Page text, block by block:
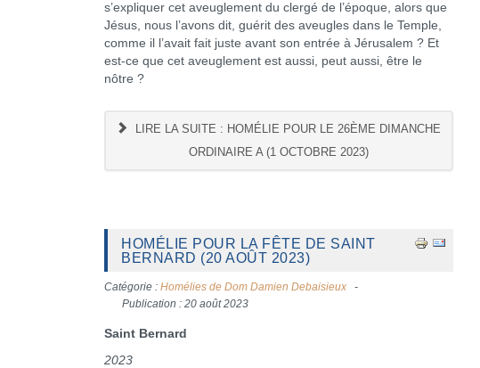
s’expliquer cet aveuglement du clergé de l’époque, alors que
Jésus, nous l’avons dit, guérit des aveugles dans le Temple,
comme il l’avait fait juste avant son entrée à Jérusalem ? Et
est-ce que cet aveuglement est aussi, peut aussi, être le
nôtre ?
LIRE LA SUITE : HOMÉLIE POUR LE 26ÈME DIMANCHE
ORDINAIRE A (1 OCTOBRE 2023)
HOMÉLIE POUR LA FÊTE DE SAINT
BERNARD (20 AOÛT 2023)
Catégorie : Homélies de Dom Damien Debaisieux
Publication : 20 août 2023
Saint Bernard
2023